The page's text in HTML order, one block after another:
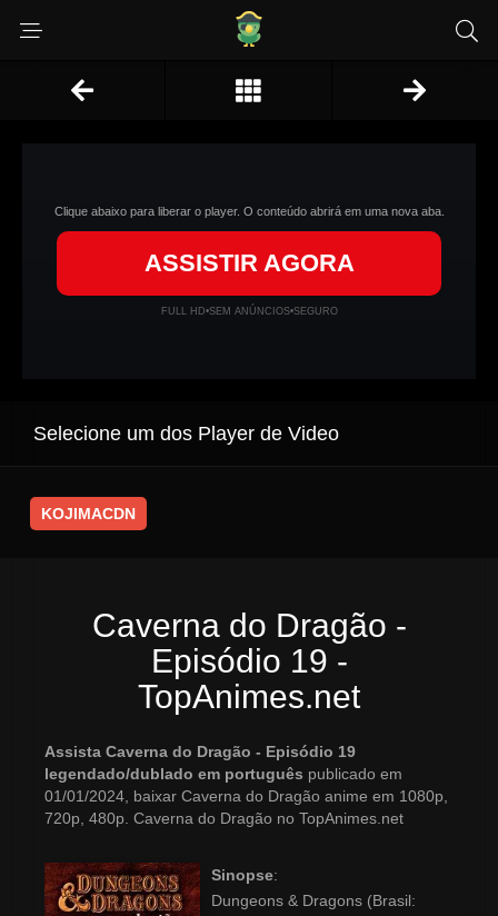
Clique abaixo para liberar o player. O conteúdo abrirá em uma nova aba.
ASSISTIR AGORA
FULL HD•SEM ANÚNCIOS•SEGURO
Selecione um dos Player de Video
KOJIMACDN
Caverna do Dragão -
Episódio 19 -
TopAnimes.net
Assista Caverna do Dragão - Episódio 19
legendado/dublado em português publicado em
01/01/2024, baixar Caverna do Dragão anime em 1080p,
720p, 480p. Caverna do Dragão no TopAnimes.net
Sinopse:
Dungeons & Dragons (Brasil: